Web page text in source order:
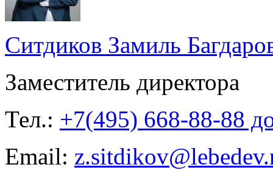
Ситдиков Замиль
Заместитель директора
Тел.: +7(495) 668-88-88
Email: